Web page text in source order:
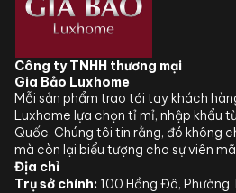
Công ty TNHH thương mại
Gia Bảo Luxhome
Mỗi sản phẩm trao tới tay khách
Luxhome lựa chọn tỉ mỉ, nhập khẩu
Quốc. Chúng tôi tin rằng, đó không
mà còn lại biểu tượng cho sự viên
Địa chỉ
Trụ sở chính: 100 Hồng Đô, Phường